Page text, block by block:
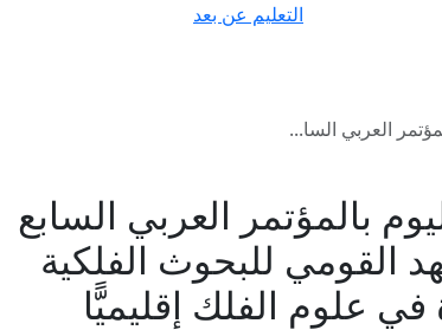
التعليم عن بعد
العربي السا...
بالمؤتمر العربي السابع
القومي للبحوث الفلكية
في علوم الفلك إقليميًّا